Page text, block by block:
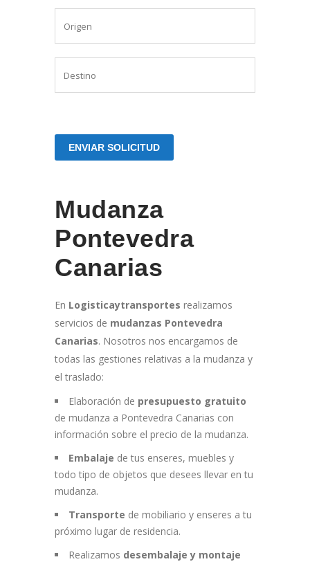
Mudanza
Pontevedra
Canarias
En Logisticaytransportes realizamos
servicios de mudanzas Pontevedra
Canarias. Nosotros nos encargamos de
todas las gestiones relativas a la mudanza y
el traslado:
Elaboración de presupuesto gratuito
de mudanza a Pontevedra Canarias con
información sobre el precio de la mudanza.
Embalaje de tus enseres, muebles y
todo tipo de objetos que desees llevar en tu
mudanza.
Transporte de mobiliario y enseres a tu
próximo lugar de residencia.
Realizamos desembalaje y montaje